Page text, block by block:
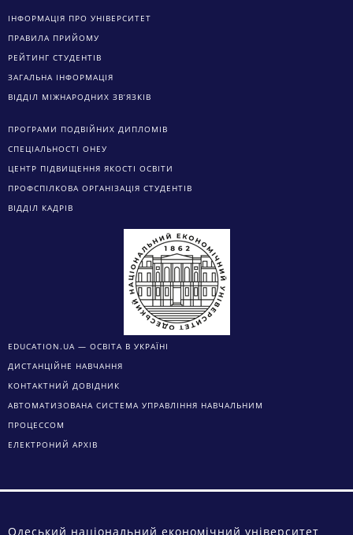
ІНФОРМАЦІЯ ПРО УНІВЕРСИТЕТ
ПРАВИЛА ПРИЙОМУ
РЕЙТИНГ СТУДЕНТІВ
ЗАГАЛЬНА ІНФОРМАЦІЯ
ВІДДІЛ МІЖНАРОДНИХ ЗВ’ЯЗКІВ
ПРОГРАМИ ПОДВІЙНИХ ДИПЛОМІВ
СПЕЦІАЛЬНОСТІ ОНЕУ
ЦЕНТР ПІДВИЩЕННЯ ЯКОСТІ ОСВІТИ
ПРОФСПІЛКОВА ОРГАНІЗАЦІЯ СТУДЕНТІВ
ВІДДІЛ КАДРІВ
EDUCATION.UA — ОСВІТА В УКРАЇНІ
ДИСТАНЦІЙНЕ НАВЧАННЯ
КОНТАКТНИЙ ДОВІДНИК
АВТОМАТИЗОВАНА СИСТЕМА УПРАВЛІННЯ НАВЧАЛЬНИМ
ПРОЦЕССОМ
ЕЛЕКТРОНИЙ АРХІВ
Одеський національний економічний університет